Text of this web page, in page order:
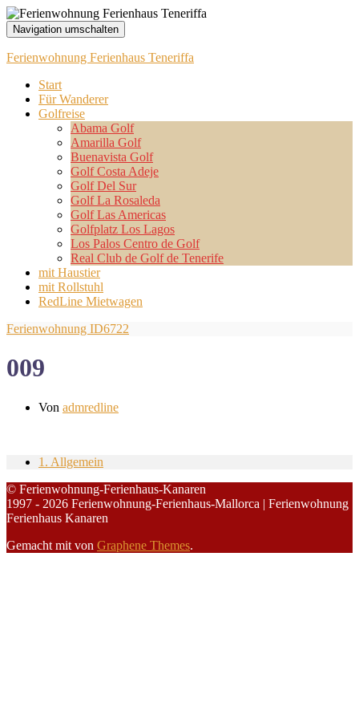
Navigation umschalten
Ferienwohnung Ferienhaus Teneriffa
Start
Für Wanderer
Golfreise
Abama Golf
Amarilla Golf
Buenavista Golf
Golf Costa Adeje
Golf Del Sur
Golf La Rosaleda
Golf Las Americas
Golfplatz Los Lagos
Los Palos Centro de Golf
Real Club de Golf de Tenerife
mit Haustier
mit Rollstuhl
RedLine Mietwagen
Ferienwohnung ID6722
009
Von admredline
1. Allgemein
© Ferienwohnung-Ferienhaus-Kanaren
1997 - 2026 Ferienwohnung-Ferienhaus-Mallorca | Ferienwohnung
Ferienhaus Kanaren
Gemacht mit von Graphene Themes.